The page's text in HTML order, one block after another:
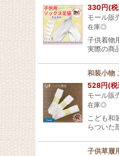
330円(
モール販
在庫◎
子供着物
実際の商
和装小物
528円(税
モール販
在庫◎
こども和
らついた
子供草履